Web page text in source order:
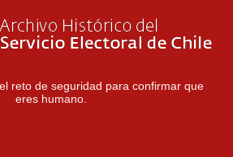
reto de seguridad para confirmar que
eres humano.